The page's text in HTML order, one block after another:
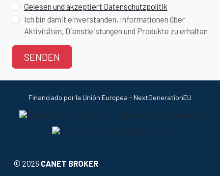
Gelesen und akzeptiert Datenschutzpolitik
Ich bin damit einverstanden, Informationen über
Aktivitäten, Dienstleistungen und Produkte zu erhalten
SENDEN
Financiado por la Unión Europea - NextGenerationEU
© 2026 CANET BROKER